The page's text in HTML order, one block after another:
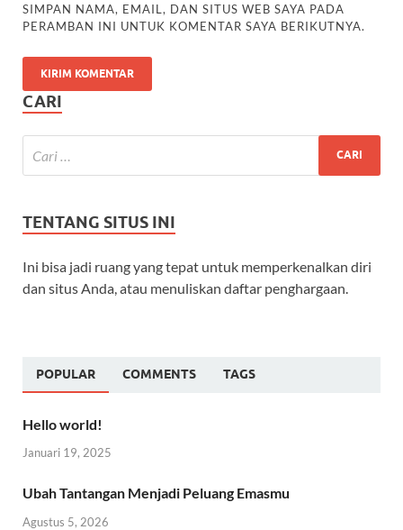
SIMPAN NAMA, EMAIL, DAN SITUS WEB SAYA PADA
PERAMBAN INI UNTUK KOMENTAR SAYA BERIKUTNYA.
CARI
TENTANG SITUS INI
Ini bisa jadi ruang yang tepat untuk memperkenalkan diri
dan situs Anda, atau menuliskan daftar penghargaan.
POPULAR COMMENTS TAGS
Hello world!
Januari 19, 2025
Ubah Tantangan Menjadi Peluang Emasmu
Agustus 5, 2026